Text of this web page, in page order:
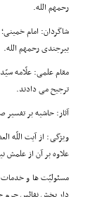
رحمهم الله.
شاگردان: امام
بیرجندی رحمهم الله.
مقام علمی: علّامه
ترجیح می دادند.
آثار: حاشیه بر تفسیر
ویژگی: از آیت اللّه
علاوه بر آن از علمش
مسئولیّت ها و خدمات: